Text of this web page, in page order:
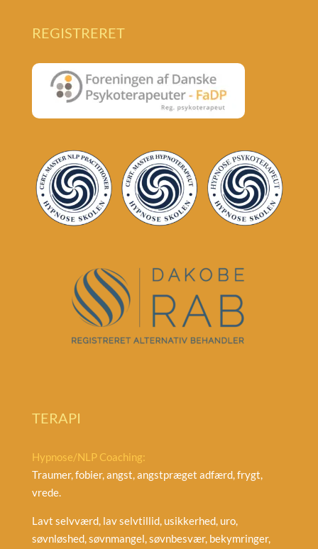
REGISTRERET
TERAPI
Hypnose/NLP Coaching:
Traumer, fobier, angst, angstpræget adfærd, frygt,
vrede.
Lavt selvværd, lav selvtillid, usikkerhed, uro,
søvnløshed, søvnmangel, søvnbesvær, bekymringer,